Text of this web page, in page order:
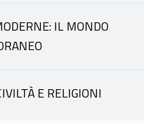
docente
LATINA in Lettere L-
ANGELO
materiale didattico
IL MONDO
E RELIGIONI